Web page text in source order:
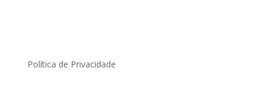
Política de Privacidade